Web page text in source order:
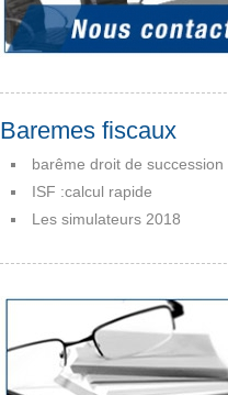
Baremes fiscaux
barême droit de succession
ISF :calcul rapide
Les simulateurs 2018